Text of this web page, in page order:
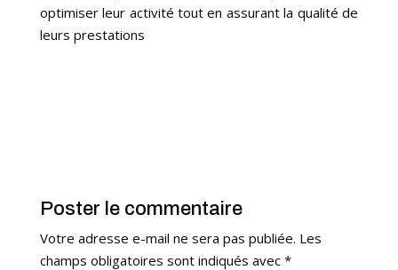
optimiser leur activité tout en assurant la qualité de
leurs prestations
Poster le commentaire
Votre adresse e-mail ne sera pas publiée. Les
champs obligatoires sont indiqués avec *